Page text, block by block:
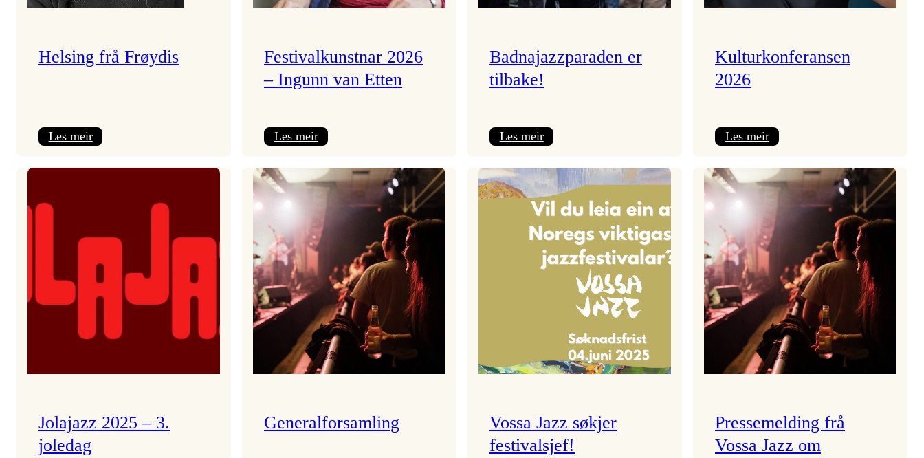
Helsing frå Frøydis
Les meir:
Festivalkunstnar 2026
– Ingunn van Etten
Les meir:
2026
–
Ingunn van Etten
Badnajazzparaden er
tilbake!
Les meir:
er
tilbake!
Kulturkonferansen
2026
Les meir:
2026
Jolajazz 2025 – 3.
joledag
Generalforsamling
Vossa Jazz søkjer
festivalsjef!
Pressemelding frå
Vossa Jazz om